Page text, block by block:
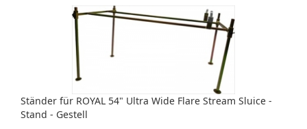
Ständer für ROYAL 54" Ultra Wide Flare Stream Sluice -
Stand - Gestell